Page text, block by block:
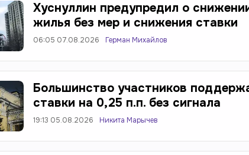
Хуснуллин предупредил о
жилья без мер и снижения ставки
06:05 07.08.2026 Герман Михайлов
Большинство участников
ставки на 0,25 п.п. без сигнала
19:13 05.08.2026 Никита Марычев